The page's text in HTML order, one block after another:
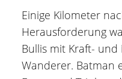
Einige Kilometer
Herausforderung
Bullis mit Kraft-
Wanderer. Batman